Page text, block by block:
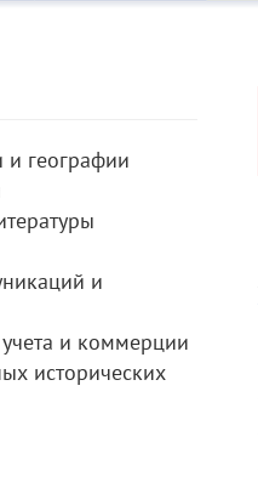
и географии
и
и коммерции
исторических